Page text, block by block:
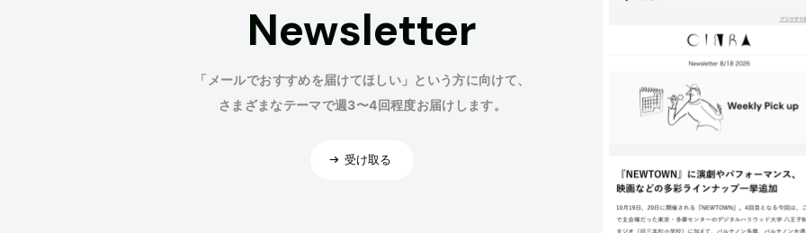
Newsletter
「メールでおすすめを届けてほしい」という方に向けて、
さまざまなテーマで週3〜4回程度お届けします。
受け取る